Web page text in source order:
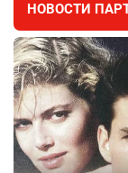
⚠️
главных
2690
5
🗣Глава
2696
НОВОСТИ